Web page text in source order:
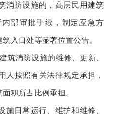
消防设施的，高层民用建筑
部审批手续，制定应急方
入口处等显著位置公告。
筑消防设施的维修、更新、
人按照有关法律规定承担，
积所占比例承担。
施日常运行、维护和维修、